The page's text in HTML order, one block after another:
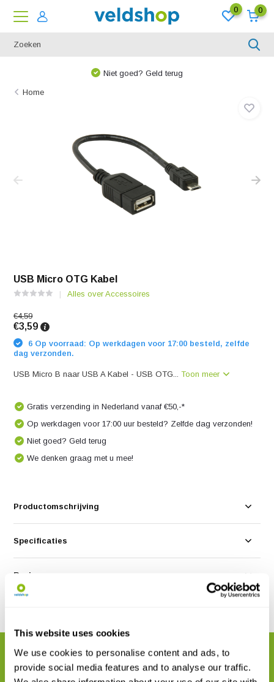
This website uses cookies
We use cookies to personalise content and ads, to
provide social media features and to analyse our traffic.
0 0
Niet goed? Geld terug
Home
USB Micro OTG Kabel
Alles over Accessoires
€4,59
€3,59
6 Op voorraad: Op werkdagen voor 17:00 besteld, zelfde
dag verzonden.
USB Micro B naar USB A Kabel - USB OTG...Toon meer
Gratis verzending in Nederland vanaf €50,-*
Op werkdagen voor 17:00 uur besteld? Zelfde dag verzonden!
Niet goed? Geld terug
We denken graag met u mee!
Productomschrijving
Specificaties
Reviews
GERELATEERDE PRODUCTEN
Maak uw bestelling compleet